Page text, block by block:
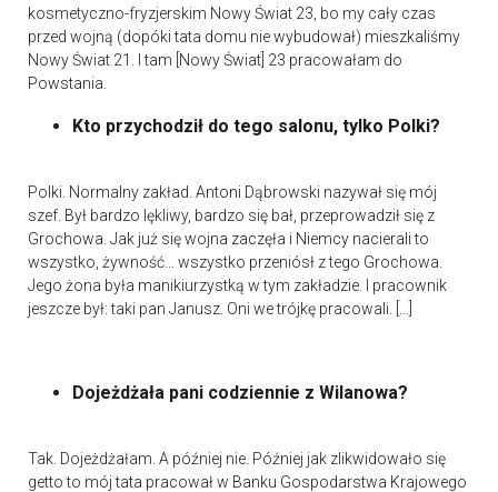
kosmetyczno-fryzjerskim Nowy Świat 23, bo my cały czas
przed wojną (dopóki tata domu nie wybudował) mieszkaliśmy
Nowy Świat 21. I tam [Nowy Świat] 23 pracowałam do
Powstania.
Kto przychodził do tego salonu, tylko Polki?
Polki. Normalny zakład. Antoni Dąbrowski nazywał się mój
szef. Był bardzo lękliwy, bardzo się bał, przeprowadził się z
Grochowa. Jak już się wojna zaczęła i Niemcy nacierali to
wszystko, żywność… wszystko przeniósł z tego Grochowa.
Jego żona była manikiurzystką w tym zakładzie. I pracownik
jeszcze był: taki pan Janusz. Oni we trójkę pracowali. […]
Dojeżdżała pani codziennie z Wilanowa?
Tak. Dojeżdżałam. A później nie. Później jak zlikwidowało się
getto to mój tata pracował w Banku Gospodarstwa Krajowego